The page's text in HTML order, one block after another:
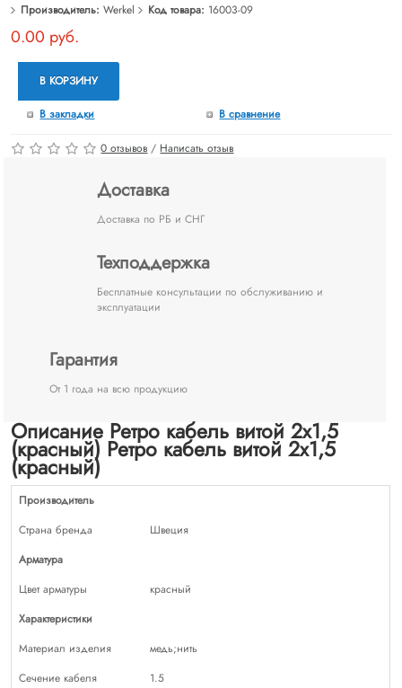
Производитель: Werkel Код товара: 16003-09
0.00 руб.
В КОРЗИНУ
В закладки В сравнение
0 отзывов / Написать отзыв
Доставка
Доставка по РБ и СНГ
Техподдержка
Бесплатные консультации по обслуживанию и
эксплуатации
Гарантия
От 1 года на всю продукцию
Описание Ретро кабель витой 2х1,5
(красный) Ретро кабель витой 2х1,5
(красный)
Производитель
Страна бренда
Швеция
Арматура
Цвет арматуры
красный
Характеристики
Материал изделия
медь;нить
Сечение кабеля
1.5